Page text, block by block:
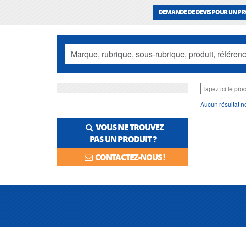
DEMANDE DE DEVIS POUR UN
VOUS NE TROUVEZ
PAS UN PRODUIT ?
CONTACTEZ-NOUS !
Aucun résultat